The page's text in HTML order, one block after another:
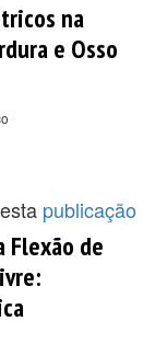
na
e Osso
publicação
Flexão de